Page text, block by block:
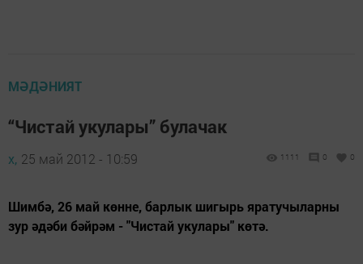
МӘДӘНИЯТ
“Чистай укулары” булачак
х, 25 май 2012 - 10:59 1111 0 0
Шимбә, 26 май көнне, барлык шигырь яратучыларны
зур әдәби бәйрәм - "Чистай укулары" көтә.